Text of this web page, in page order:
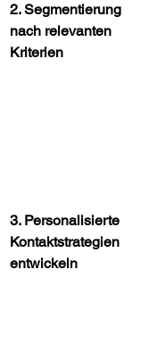
2. Segmentierung
nach relevanten
Kriterien
3. Personalisierte
Kontaktstrategien
entwickeln